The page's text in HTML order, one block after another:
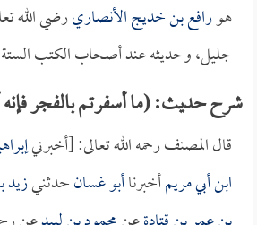
هورافع بن خديج الأنصاريرضي الله
جليل، وحديثه عند أصحاب الكتب
شرح حديث: (ما أسفرتم بالفجر
قال المصنف رحمه الله تعالى: [أخبرني
ابن أبي مريمأخبرناأبو غسانحدثنيزيد